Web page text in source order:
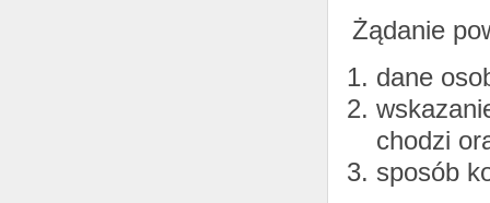
Żądanie
dane
chodzi
sposób